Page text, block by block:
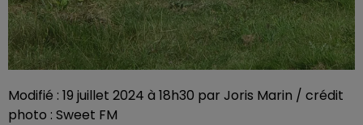
Modifié : 19 juillet 2024 à 18h30 par Joris Marin / crédit
photo : Sweet FM